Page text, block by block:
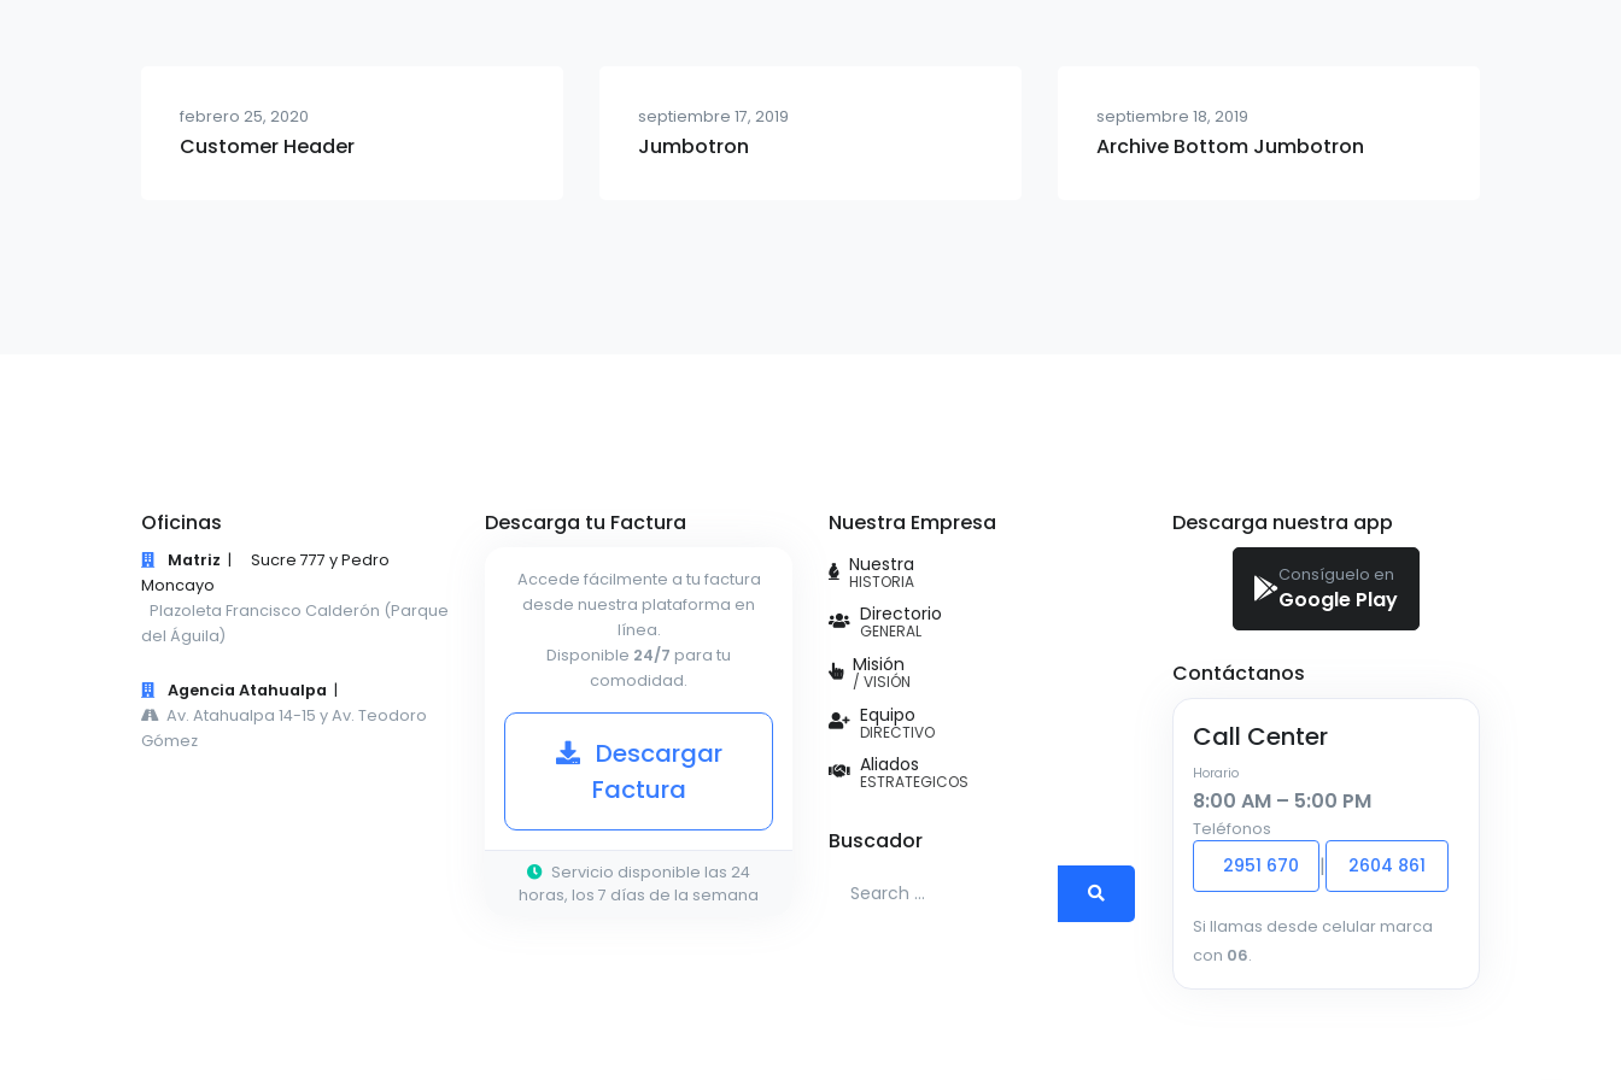
febrero 25, 2020
Customer Header
septiembre 17, 2019
Jumbotron
septiembre 18, 2019
Archive Bottom Jumbotron
Oficinas
Matriz |
Sucre 777 y Pedro
Moncayo
Plazoleta Francisco Calderón (Parque
del Águila)
Agencia Atahualpa |
Av. Atahualpa 14-15 y Av. Teodoro
Gómez
Descarga tu Factura
Accede fácilmente a tu factura
desde nuestra plataforma en
línea.
Disponible 24/7 para tu
comodidad.
Descargar
Factura
Servicio disponible las 24
horas, los 7 días de la semana
Nuestra Empresa
Nuestra
HISTORIA
Directorio
GENERAL
Misión
/ VISIÓN
Equipo
DIRECTIVO
Aliados
ESTRATEGICOS
Buscador
Descarga nuestra app
Consíguelo en
Google Play
Contáctanos
Call Center
Horario
8:00 AM – 5:00 PM
Teléfonos
2951 670 | 2604 861
Si llamas desde celular marca
con 06.